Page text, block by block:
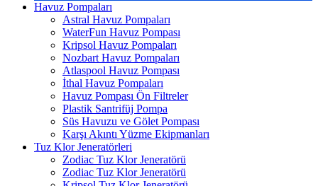
Havuz Pompaları
Astral Havuz Pompaları
WaterFun Havuz Pompası
Kripsol Havuz Pompaları
Nozbart Havuz Pompaları
Atlaspool Havuz Pompası
İthal Havuz Pompaları
Havuz Pompası Ön Filtreler
Plastik Santrifüj Pompa
Süs Havuzu ve Gölet Pompası
Karşı Akıntı Yüzme Ekipmanları
Tuz Klor Jeneratörleri
Zodiac Tuz Klor Jeneratörü
Zodiac Tuz Klor Jeneratörü